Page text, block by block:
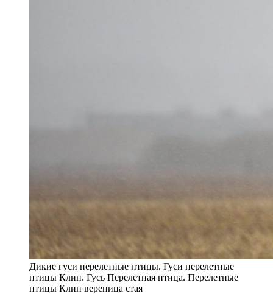
Дикие гуси перелетные птицы. Гуси перелетные
птицы Клин. Гусь Перелетная птица. Перелетные
птицы Клин вереница стая